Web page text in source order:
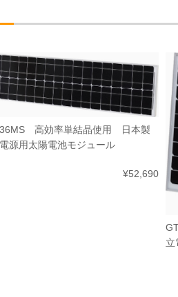
高効率単結晶使用 日本製
源用太陽電池モジュール
¥52,690
立